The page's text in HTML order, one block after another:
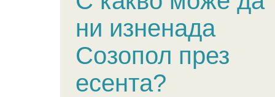
ни изненада
Созопол през
есента?